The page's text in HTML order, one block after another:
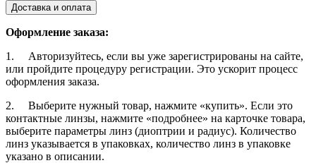
Доставка и оплата
Оформление заказа:
1. Авторизуйтесь, если вы уже зарегистрированы на сайте,
или пройдите процедуру регистрации. Это ускорит процесс
оформления заказа.
2. Выберите нужный товар, нажмите «купить». Если это
контактные линзы, нажмите «подробнее» на карточке товара,
выберите параметры линз (диоптрии и радиус). Количество
линз указывается в упаковках, количество линз в упаковке
указано в описании.